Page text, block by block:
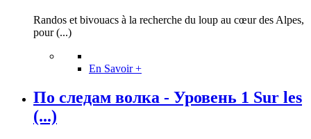
Randos et bivouacs à la recherche du loup au cœur des Alpes,
pour (...)
En Savoir +
По следам волка - Уровень 1 Sur les
(...)